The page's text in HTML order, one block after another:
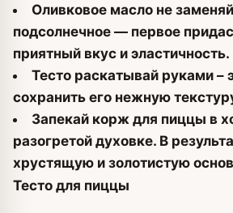
Оливковое масло не
подсолнечное — первое
приятный вкус и эластичность.
Тесто раскатывай руками –
сохранить его нежную
Запекай корж для пиццы в
разогретой духовке. В
хрустящую и золотистую
Тесто для пиццы